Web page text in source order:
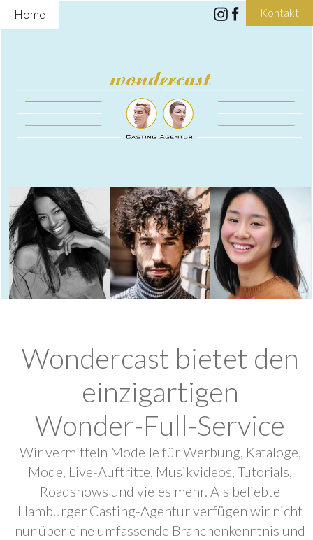
Home Kontakt
Wondercast bietet den
einzigartigen
Wonder-Full-Service
Wir vermitteln Modelle für Werbung, Kataloge,
Mode, Live-Auftritte, Musikvideos, Tutorials,
Roadshows und vieles mehr. Als beliebte
Hamburger Casting-Agentur verfügen wir nicht
nur über eine umfassende Branchenkenntnis und